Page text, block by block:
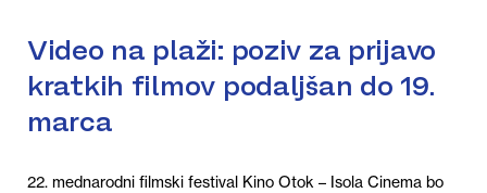
Video na plaži: poziv za prijavo
kratkih filmov podaljšan do 19.
marca
22. mednarodni filmski festival Kino Otok – Isola Cinema bo